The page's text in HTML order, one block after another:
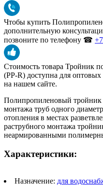
Чтобы купить
дополнительную
позвоните по телефону ☎
Стоимость товара Тройник
(PP-R) доступна для
на нашем сайте.
Полипропиленовый тройник
монтажа труб одного
отопления в местах
раструбного монтажа
неармированными
Характеристики:
Назначение: для